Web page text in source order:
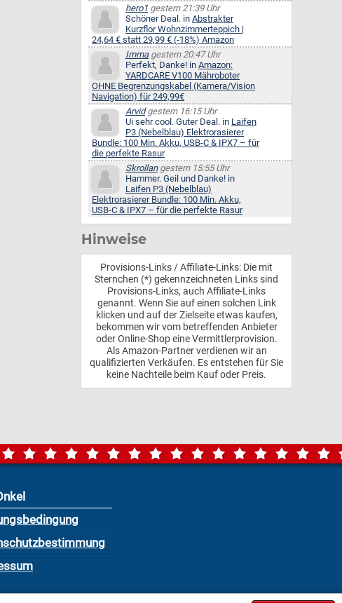
hero1 gestern 21:39 Uhr
Schöner Deal. in Abstrakter
Kurzflor Wohnzimmerteppich |
24,64 € statt 29,99 € (-18%) Amazon
Immagestern 20:47 Uhr
Perfekt, Danke! in Amazon:
YARDCARE V100 Mähroboter
OHNE Begrenzungskabel (Kamera/Vision
Navigation) für 249,99€
Arvidgestern 16:15 Uhr
Ui sehr cool. Guter Deal. in Laifen
P3 (Nebelblau) Elektrorasierer
Bundle: 100 Min. Akku, USB-C & IPX7 – für
die perfekte Rasur
Skrollangestern 15:55 Uhr
Hammer. Geil und Danke! in
Laifen P3 (Nebelblau)
Elektrorasierer Bundle: 100 Min. Akku,
USB-C & IPX7 – für die perfekte Rasur
Hinweise
Provisions-Links / Affiliate-Links: Die mit
Sternchen (*) gekennzeichneten Links sind
Provisions-Links, auch Affiliate-Links
genannt. Wenn Sie auf einen solchen Link
klicken und auf der Zielseite etwas kaufen,
bekommen wir vom betreffenden Anbieter
oder Online-Shop eine Vermittlerprovision.
Als Amazon-Partner verdienen wir an
qualifizierten Verkäufen. Es entstehen für Sie
keine Nachteile beim Kauf oder Preis.